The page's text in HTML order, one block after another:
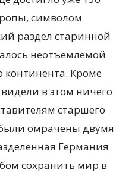
символом
раздел старинной
неотъемлемой
континента. Кроме
в этом ничего
старшего
омрачены двумя
Германия
сохранить мир в